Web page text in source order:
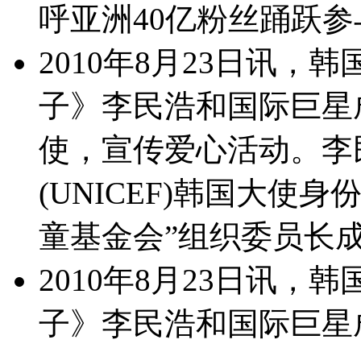
呼亚洲40亿粉丝踊跃
2010年8月23日讯，韩
子》李民浩和国际巨
使，宣传爱心活动。
(UNICEF)韩国大使身
童基金会”组织委员长
2010年8月23日讯，韩
子》李民浩和国际巨